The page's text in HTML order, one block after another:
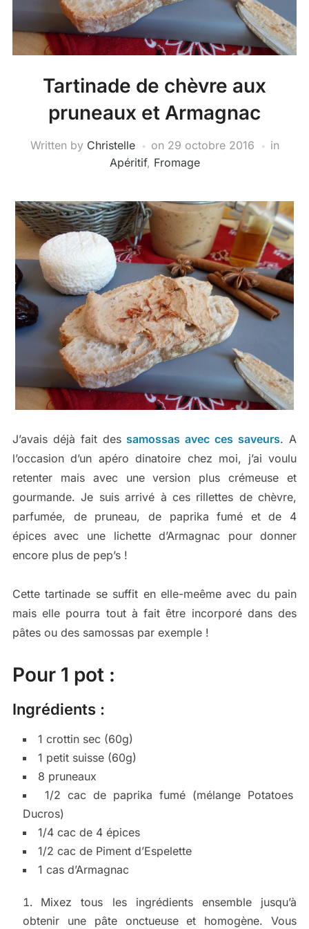
Tartinade de chèvre aux
pruneaux et Armagnac
Written by Christelle on 29 octobre 2016
in
Apéritif, Fromage
J’avais déjà fait dessamossas avec ces saveurs. A
l’occasion d’un apéro dinatoire chez moi, j’ai voulu
retenter mais avec une version plus crémeuse et
gourmande. Je suis arrivé à ces rillettes de chèvre,
parfumée, de pruneau, de paprika fumé et de 4
épices avec une lichette d’Armagnac pour donner
encore plus de pep’s !
Cette tartinade se suffit en elle-meême avec du pain
mais elle pourra tout à fait être incorporé dans des
pâtes ou des samossas par exemple !
Pour 1 pot :
Ingrédients :
1 crottin sec (60g)
1 petit suisse (60g)
8 pruneaux
1/2 cac de paprika fumé (mélange Potatoes
Ducros)
1/4 cac de 4 épices
1/2 cac de Piment d’Espelette
1 cas d’Armagnac
Mixez tous les ingrédients ensemble jusqu’à
obtenir une pâte onctueuse et homogène. Vous